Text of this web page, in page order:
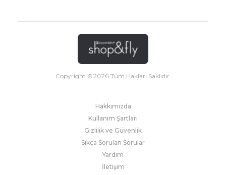
Copyright ©2026Tüm Hakları Saklıdır.
Hakkımızda
Kullanım Şartları
Gizlilik ve Güvenlik
Sıkça Sorulan Sorular
Yardım
İletişim